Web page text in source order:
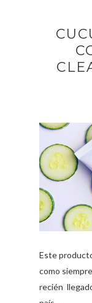
Este
como
recién